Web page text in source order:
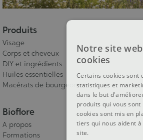
Produits
Visage
Corps et cheveux
DIY et ingrédients
Huiles essentielles
Macérats de bourgeons
Bioflore
A propos
Formations
Notre site
cookies
Certains cookies sont
statistiques et
dans le but
produits qui vous
cookies sont mis en
tiers qui nous aident
site.